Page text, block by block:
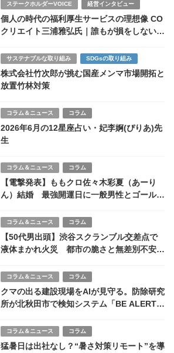
ステークホルダーVOICE 経営インタビュー
個人の時代の福利厚生サービスの理想像 CO
クリエイト三浦雅弘氏｜誰もが損をしない社
サステナブルな取り組み SDGsの取り組み
株式会社竹次郎が挑む国産メンマ市場開拓と
放置竹林対策
コラム＆ニュース コラム
2026年6月の12星座占い・妃李婀(ぴりあ)先
生
コラム＆ニュース コラム
【電撃発表】ももクロ佐々木彩夏（あーり
ん）結婚 最強開運日に一般男性とゴールイ
コラム＆ニュース コラム
【50代男出頭】渋谷スクランブル交差点で
液体まかれ火災 都市の脆さと無差別不安が
コラム＆ニュース コラム
クマの出る建設現場をAIが見守る。防除研究
所が北秋田市で検知システム「BE ALERT」
コラム＆ニュース コラム
猛暑日は出社なし？“暑さ対策リモート”を導